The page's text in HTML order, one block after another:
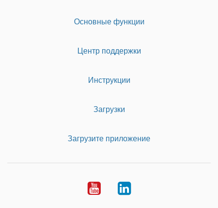
Основные функции
Центр поддержки
Инструкции
Загрузки
Загрузите приложение
YoutubeLinkedIn